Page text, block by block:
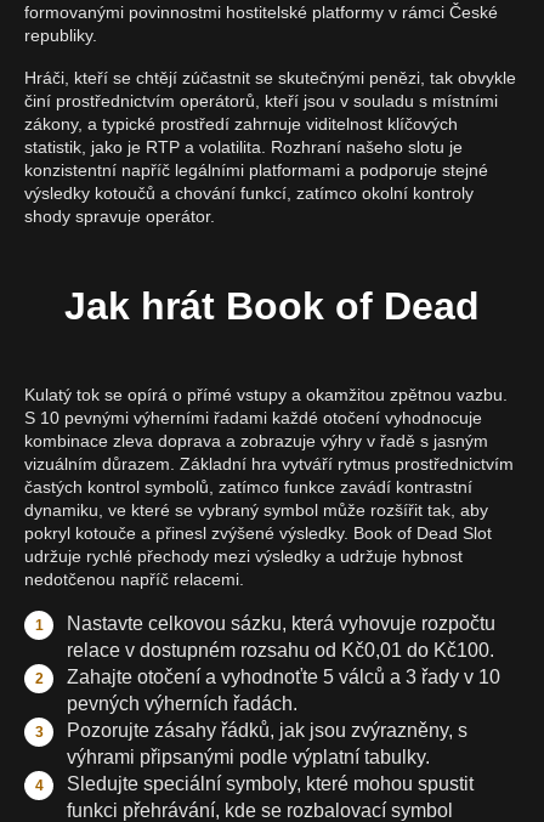
formovanými povinnostmi hostitelské platformy v rámci České
republiky.
Hráči, kteří se chtějí zúčastnit se skutečnými penězi, tak obvykle
činí prostřednictvím operátorů, kteří jsou v souladu s místními
zákony, a typické prostředí zahrnuje viditelnost klíčových
statistik, jako je RTP a volatilita. Rozhraní našeho slotu je
konzistentní napříč legálními platformami a podporuje stejné
výsledky kotoučů a chování funkcí, zatímco okolní kontroly
shody spravuje operátor.
Jak hrát Book of Dead
Kulatý tok se opírá o přímé vstupy a okamžitou zpětnou vazbu.
S 10 pevnými výherními řadami každé otočení vyhodnocuje
kombinace zleva doprava a zobrazuje výhry v řadě s jasným
vizuálním důrazem. Základní hra vytváří rytmus prostřednictvím
častých kontrol symbolů, zatímco funkce zavádí kontrastní
dynamiku, ve které se vybraný symbol může rozšířit tak, aby
pokryl kotouče a přinesl zvýšené výsledky. Book of Dead Slot
udržuje rychlé přechody mezi výsledky a udržuje hybnost
nedotčenou napříč relacemi.
Nastavte celkovou sázku, která vyhovuje rozpočtu
relace v dostupném rozsahu od Kč0,01 do Kč100.
Zahajte otočení a vyhodnoťte 5 válců a 3 řady v 10
pevných výherních řadách.
Pozorujte zásahy řádků, jak jsou zvýrazněny, s
výhrami připsanými podle výplatní tabulky.
Sledujte speciální symboly, které mohou spustit
funkci přehrávání, kde se rozbalovací symbol